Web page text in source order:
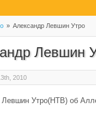
» Александр Левшин Утро
Левшин
2010
Левшин Утро(НТВ) об